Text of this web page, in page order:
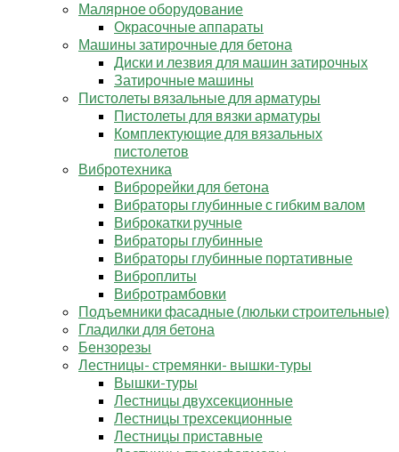
Малярное оборудование
Окрасочные аппараты
Машины затирочные для бетона
Диски и лезвия для машин затирочных
Затирочные машины
Пистолеты вязальные для арматуры
Пистолеты для вязки арматуры
Комплектующие для вязальных
пистолетов
Вибротехника
Виброрейки для бетона
Вибраторы глубинные с гибким валом
Виброкатки ручные
Вибраторы глубинные
Вибраторы глубинные портативные
Виброплиты
Вибротрамбовки
Подъемники фасадные (люльки строительные)
Гладилки для бетона
Бензорезы
Лестницы- стремянки- вышки-туры
Вышки-туры
Лестницы двухсекционные
Лестницы трехсекционные
Лестницы приставные